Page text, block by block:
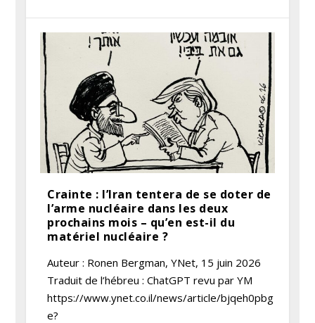
Crainte : l’Iran tentera de se doter de
l’arme nucléaire dans les deux
prochains mois – qu’en est-il du
matériel nucléaire ?
Auteur : Ronen Bergman, YNet, 15 juin 2026
Traduit de l’hébreu : ChatGPT revu par YM
https://www.ynet.co.il/news/article/bjqeh0pbg
e?